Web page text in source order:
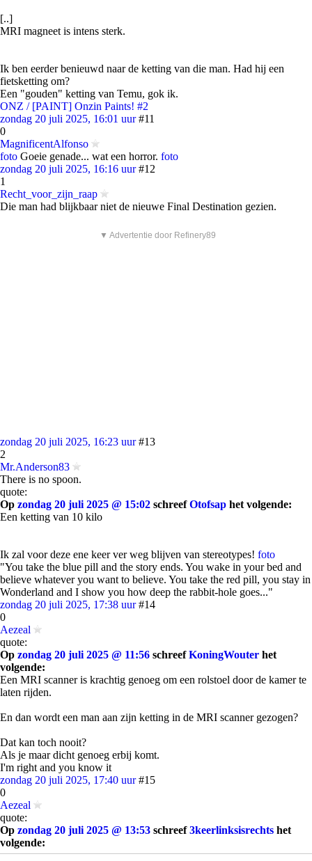
[..]
MRI magneet is intens sterk.
Ik ben eerder benieuwd naar de ketting van die man. Had hij een
fietsketting om?
Een "gouden" ketting van Temu, gok ik.
ONZ / [PAINT] Onzin Paints! #2
zondag 20 juli 2025, 16:01 uur #11
0
MagnificentAlfonso
foto Goeie genade... wat een horror. foto
zondag 20 juli 2025, 16:16 uur #12
1
Recht_voor_zijn_raap
Die man had blijkbaar niet de nieuwe Final Destination gezien.
▼ Advertentie door Refinery89
zondag 20 juli 2025, 16:23 uur #13
2
Mr.Anderson83
There is no spoon.
quote:
Op zondag 20 juli 2025 @ 15:02 schreefOtofsap het volgende:
Een ketting van 10 kilo
Ik zal voor deze ene keer ver weg blijven van stereotypes! foto
"You take the blue pill and the story ends. You wake in your bed and
believe whatever you want to believe. You take the red pill, you stay in
Wonderland and I show you how deep the rabbit-hole goes..."
zondag 20 juli 2025, 17:38 uur #14
0
Aezeal
quote:
Op zondag 20 juli 2025 @ 11:56 schreefKoningWouter het
volgende:
Een MRI scanner is krachtig genoeg om een rolstoel door de kamer te
laten rijden.
En dan wordt een man aan zijn ketting in de MRI scanner gezogen?
Dat kan toch nooit?
Als je maar dicht genoeg erbij komt.
I'm right and you know it
zondag 20 juli 2025, 17:40 uur #15
0
Aezeal
quote:
Op zondag 20 juli 2025 @ 13:53 schreef3keerlinksisrechts het
volgende: